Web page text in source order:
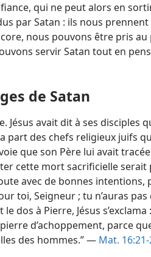
qui ne peut alors en
par Satan : ils nous prennent
nous pouvons être pris au
servir Satan tout en
de Satan
Jésus avait dit à ses disciples
part des chefs religieux juifs
que son Père lui avait
cette mort sacrificielle serait
avec de bonnes intentions,
toi, Seigneur ; tu n’auras pas
dos à Pierre, Jésus s’exclama
pierre d’achoppement, parce
des hommes.” — Mat.